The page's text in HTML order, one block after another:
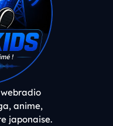
anime,
japonaise.